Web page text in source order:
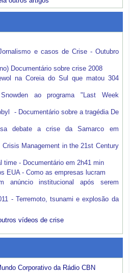
e casos de Crise - Outubro
Documentário sobre crise 2008
na Coreia do Sul que matou 304
ao programa "Last Week
- Documentário sobre a tragédia De
debate a crise da Samarco em
Management in the 21st Century
time - Documentário em 2h41 min
EUA - Como as empresas lucram
anúncio institucional após serem
- Terremoto, tsunami e explosão da
vídeos de crise
Corporativo da Rádio CBN